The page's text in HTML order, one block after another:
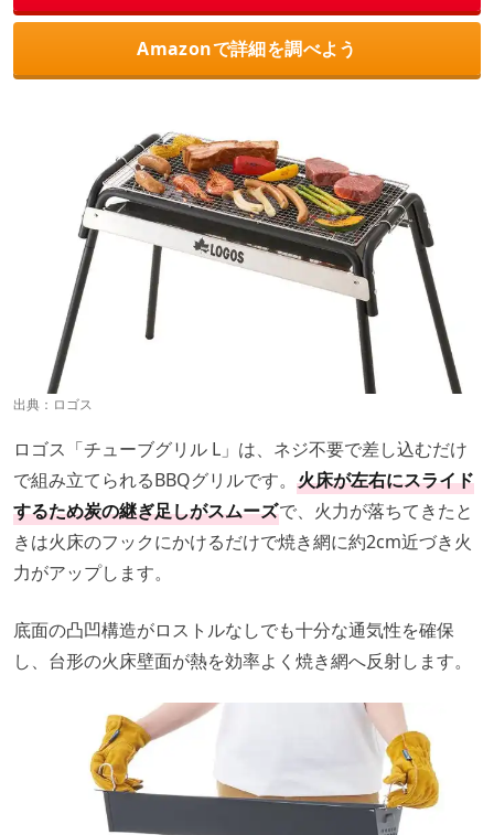
Amazonで詳細を調べよう
出典： ロゴス
ロゴス「チューブグリル L」は、ネジ不要で差し込むだけ
で組み立てられるBBQグリルです。 火床が左右にスライド
するため炭の継ぎ足しがスムーズで、火力が落ちてきたと
きは火床のフックにかけるだけで焼き網に約2cm近づき火
力がアップします。
底面の凸凹構造がロストルなしでも十分な通気性を確保
し、台形の火床壁面が熱を効率よく焼き網へ反射します。